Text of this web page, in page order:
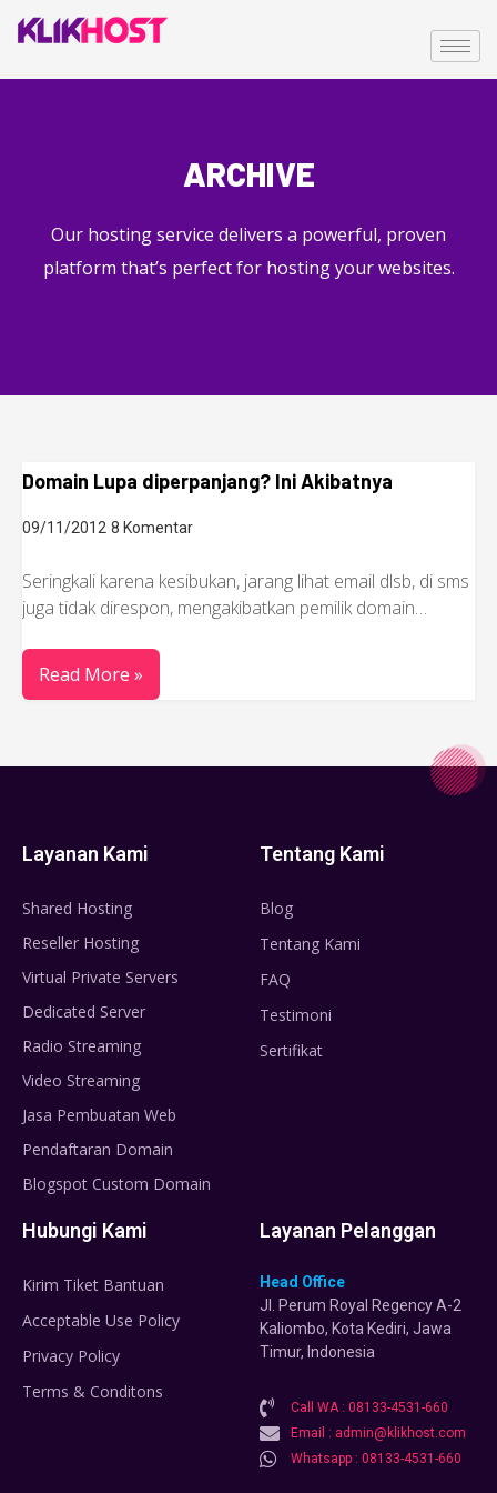
ARCHIVE
Our hosting service delivers a powerful, proven
platform that’s perfect for hosting your websites.
Domain Lupa diperpanjang? Ini Akibatnya
09/11/2012 8 Komentar
Seringkali karena kesibukan, jarang lihat email dlsb, di sms
juga tidak direspon, mengakibatkan pemilik domain…
Read More »
Layanan Kami
Shared Hosting
Reseller Hosting
Virtual Private Servers
Dedicated Server
Radio Streaming
Video Streaming
Jasa Pembuatan Web
Pendaftaran Domain
Blogspot Custom Domain
Tentang Kami
Blog
Tentang Kami
FAQ
Testimoni
Sertifikat
Hubungi Kami
Kirim Tiket Bantuan
Acceptable Use Policy
Privacy Policy
Terms & Conditons
Layanan Pelanggan
Head Office
Jl. Perum Royal Regency A-2
Kaliombo, Kota Kediri, Jawa
Timur, Indonesia
Call WA : 08133-4531-660
Email : admin@klikhost.com
Whatsapp : 08133-4531-660